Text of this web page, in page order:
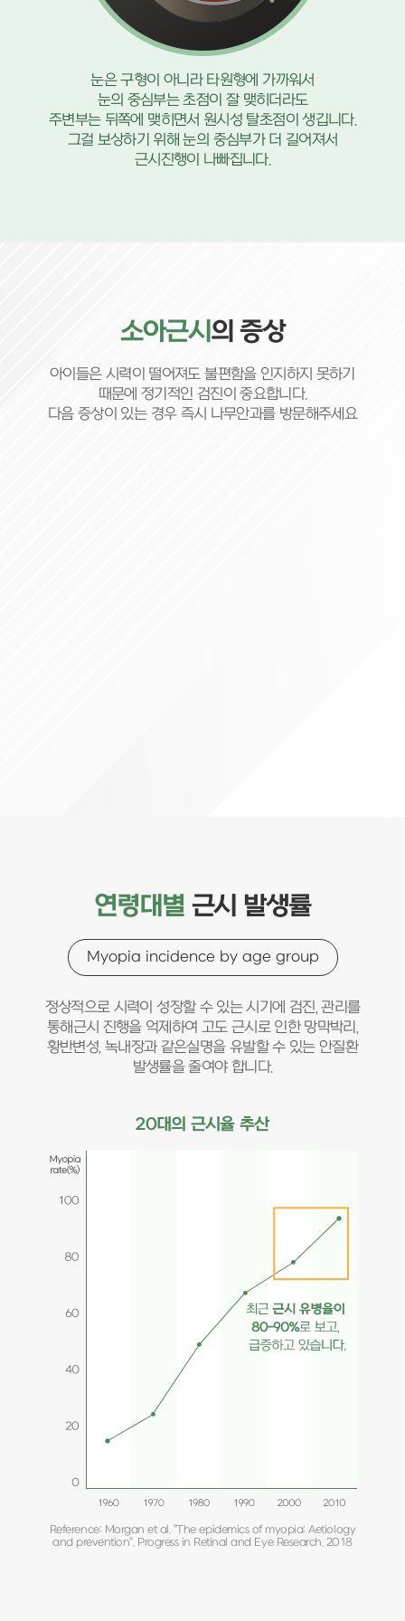
눈은 구형이 아니라 타원형에 가까워서
눈의 중심부는 초점이 잘 맺히더라도
주변부는 뒤쪽에 맺히면서 원시성 탈초점이 생깁니다.
그걸 보상하기 위해 눈의 중심부가 더 길어져서
근시진행이 나빠집니다.
소아근시 의 증상
아이들은 시력이 떨어져도 불편함을 인지하지 못하기
때문에 정기적인 검진이 중요합니다.
다음 증상이 있는 경우 즉시 나무안과를 방문해주세요
연령대별근시 발생률
Myopia incidence by age group
정상적으로 시력이 성장할 수 있는 시기에 검진, 관리를
통해근시 진행을 억제하여 고도 근시로 인한 망막박리,
황반변성, 녹내장과 같은실명을 유발할 수 있는 안질환
발생률을 줄여야 합니다.
20대의 근시율 추산
Reference: Morgan et al. "The epidemics of myopia: Aetiology
and prevention". Progress in Retinal and Eye Research. 2018